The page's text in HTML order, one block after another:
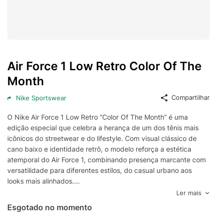
Air Force 1 Low Retro Color Of The
Month
Nike Sportswear Compartilhar
O Nike Air Force 1 Low Retro “Color Of The Month” é uma
edição especial que celebra a herança de um dos tênis mais
icônicos do streetwear e do lifestyle. Com visual clássico de
cano baixo e identidade retrô, o modelo reforça a estética
atemporal do Air Force 1, combinando presença marcante com
versatilidade para diferentes estilos, do casual urbano aos
looks mais alinhados.
Inspirado em lançamentos históricos, o “Color Of The Month”
destaca combinações de cores selecionadas para valorizar o
design original, com acabamento premium e atenção aos
Ler mais
Esgotado no momento